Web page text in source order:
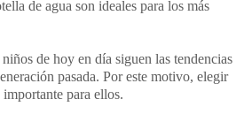
de agua son ideales para los más
de hoy en día siguen las tendencias
pasada. Por este motivo, elegir
para ellos.